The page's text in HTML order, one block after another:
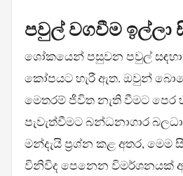
පවුල් වගවීම ඉල්ලා
ශෝකයෙන් පසුවන පවුල්
කෝපයට හැරී ඇත. ඔවුන්
මෙතරම් ජීවිත නැති වීමට පෙර
පැවැත්වීමට බන්ධනාගාර
මන්දැයි ප්‍රශ්න කළ අතර, මෙම
විනිවිද පෙනෙන විමර්ශනයක්